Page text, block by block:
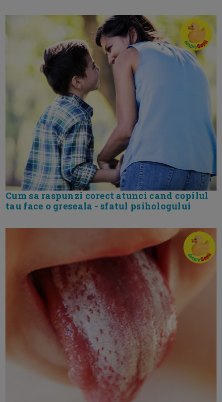
Cum sa raspunzi corect atunci cand copilul
tau face o greseala - sfatul psihologului